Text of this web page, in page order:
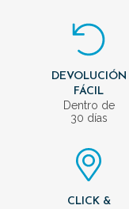
DEVOLUCIÓN
FÁCIL
Dentro de
30 días
CLICK &